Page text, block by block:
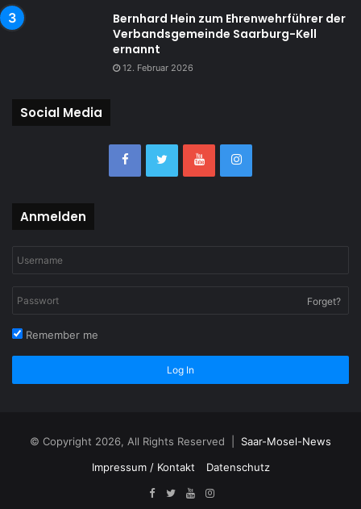
Bernhard Hein zum Ehrenwehrführer der
Verbandsgemeinde Saarburg-Kell
ernannt
12. Februar 2026
Social Media
Anmelden
Forget?
Remember me
Log In
© Copyright 2026, All Rights Reserved | Saar-Mosel-News
Impressum / Kontakt
Datenschutz